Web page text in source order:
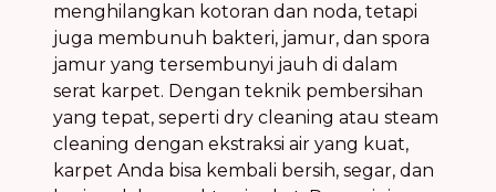
menghilangkan kotoran dan noda, tetapi
juga membunuh bakteri, jamur, dan spora
jamur yang tersembunyi jauh di dalam
serat karpet. Dengan teknik pembersihan
yang tepat, seperti dry cleaning atau steam
cleaning dengan ekstraksi air yang kuat,
karpet Anda bisa kembali bersih, segar, dan